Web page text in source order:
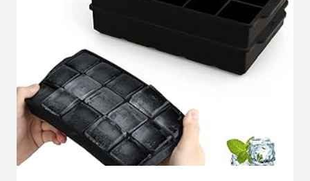
FACH
EISWUERFEL
FORM,
STAPELBAR
EISWÜRFELBEHÄLTER
MIT